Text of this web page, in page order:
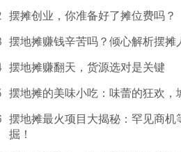
摆摊创业，你准备好了摊位费吗？
摆地摊赚钱辛苦吗？倾心解析摆摊
摆地摊赚翻天，货源选对是关键
摆地摊的美味小吃：味蕾的狂欢，
摆地摊最火项目大揭秘：罕见商机
掘！